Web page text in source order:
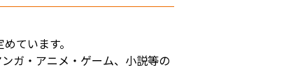
ています。
ガ・アニメ・ゲーム、小説等の